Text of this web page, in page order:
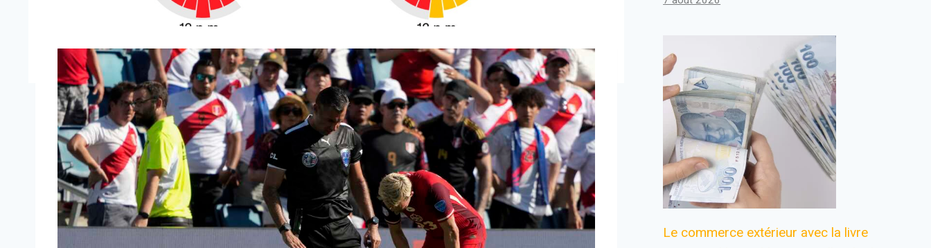
Le commerce extérieur avec la livre